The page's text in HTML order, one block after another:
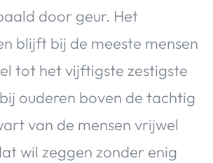
door geur. Het
blijft bij de meeste mensen
tot het vijftigste zestigste
ouderen boven de tachtig
van de mensen vrijwel
wil zeggen zonder enig